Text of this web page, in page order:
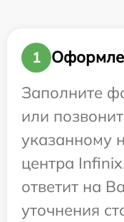
1
Заполните
или
указанному
центра
ответит на
уточнения